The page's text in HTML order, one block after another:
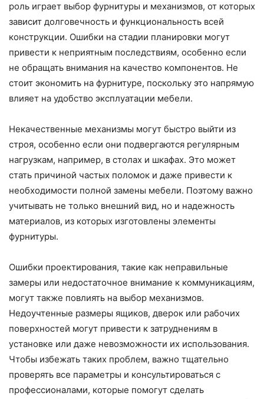
роль играет выбор фурнитуры и механизмов, от которых
зависит долговечность и функциональность всей
конструкции. Ошибки на стадии планировки могут
привести к неприятным последствиям, особенно если
не обращать внимания на качество компонентов. Не
стоит экономить на фурнитуре, поскольку это напрямую
влияет на удобство эксплуатации мебели.
Некачественные механизмы могут быстро выйти из
строя, особенно если они подвергаются регулярным
нагрузкам, например, в столах и шкафах. Это может
стать причиной частых поломок и даже привести к
необходимости полной замены мебели. Поэтому важно
учитывать не только внешний вид, но и надежность
материалов, из которых изготовлены элементы
фурнитуры.
Ошибки проектирования, такие как неправильные
замеры или недостаточное внимание к коммуникациям,
могут также повлиять на выбор механизмов.
Недоучтенные размеры ящиков, дверок или рабочих
поверхностей могут привести к затруднениям в
установке или даже невозможности их использования.
Чтобы избежать таких проблем, важно тщательно
проверять все параметры и консультироваться с
профессионалами, которые помогут сделать